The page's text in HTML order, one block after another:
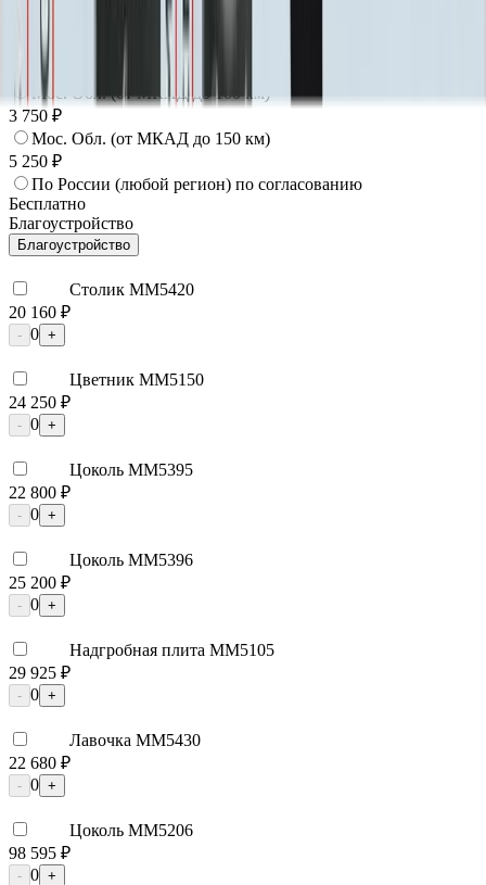
2 250 ₽
Мос. Обл. (от МКАД до 50 км)
3 000 ₽
Мос. Обл. (от МКАД до 100 км)
3 750 ₽
Мос. Обл. (от МКАД до 150 км)
5 250 ₽
По России (любой регион) по согласованию
Бесплатно
Благоустройство
Благоустройство
Столик ММ5420
20 160 ₽
- 0 +
Цветник ММ5150
24 250 ₽
- 0 +
Цоколь ММ5395
22 800 ₽
- 0 +
Цоколь ММ5396
25 200 ₽
- 0 +
Надгробная плита ММ5105
29 925 ₽
- 0 +
Лавочка ММ5430
22 680 ₽
- 0 +
Цоколь ММ5206
98 595 ₽
- 0 +